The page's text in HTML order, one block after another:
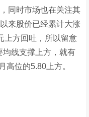
同时市场也在关注其
来股价已经累计大涨
上方回吐，所以留意
均线支撑上方，就有
高位的5.80上方。